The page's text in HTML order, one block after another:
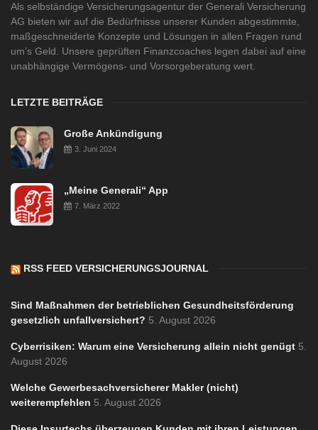
Als selbständige Versicherungsagentur der Generali Versicherung
AG bieten wir auf die Bedürfnisse unserer Kunden abgestimmte,
maßgeschneiderte Konzepte und Lösungen in allen Fragen rund
um’s Geld. Unsere geprüften Finanzcoaches legen dabei auf eine
unabhängige Vermögens- und Vorsorgeberatung wert.
LETZTE BEITRÄGE
Große Ankündigung
3. Juni 2024
„Meine Generali“ App
7. März 2022
RSS FEED VERSICHERUNGSJOURNAL
Sind Maßnahmen der betrieblichen Gesundheitsförderung
gesetzlich unfallversichert? 5. August 2026
Cyberrisiken: Warum eine Versicherung allein nicht genügt 5.
August 2026
Welche Gewerbesachversicherer Makler (nicht)
weiterempfehlen 5. August 2026